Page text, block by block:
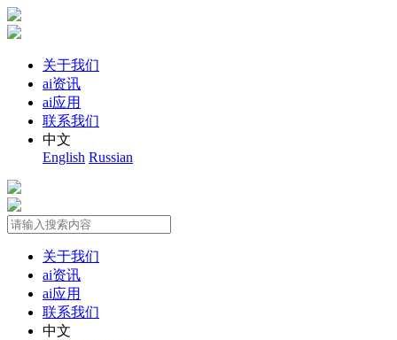
关于我们
ai资讯
ai应用
联系我们
中文
English Russian
关于我们
ai资讯
ai应用
联系我们
中文